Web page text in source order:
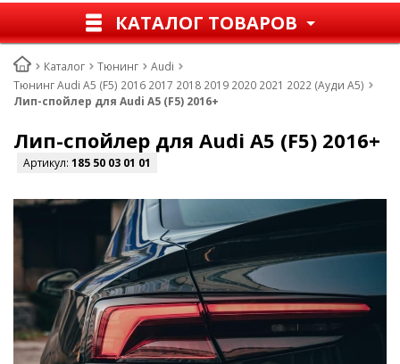
КАТАЛОГ ТОВАРОВ
Каталог Тюнинг
Audi
Тюнинг Audi A5 (F5) 2016 2017 2018 2019 2020 2021 2022 (Ауди А5)
Лип-спойлер для Audi A5 (F5) 2016+
Лип-спойлер для Audi A5 (F5) 2016+
Артикул: 185 50 03 01 01